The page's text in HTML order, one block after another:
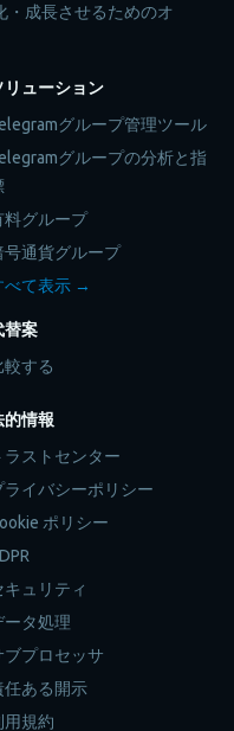
・成長させるためのオ
リューション
グループ管理ツール
グループの分析と指
料グループ
号通貨グループ
べて表示 →
替案
較する
的情報
ラストセンター
ライバシーポリシー
ポリシー
キュリティ
ータ処理
ブプロセッサ
任ある開示
用規約